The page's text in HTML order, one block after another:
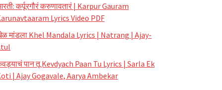
कर्पूरगौरं करुणावतारं | Karpur Gauram
Lyrics Video PDF
मांडला Khel Mandala Lyrics | Natrang | Ajay-
पान तू Kevdyach Paan Tu Lyrics | Sarla Ek
| Ajay Gogavale, Aarya Ambekar